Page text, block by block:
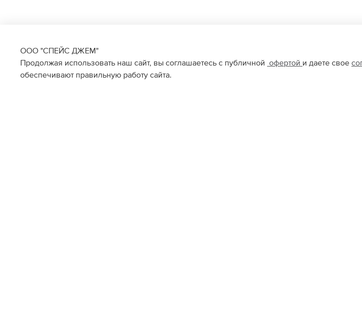
ООО "СПЕЙС ДЖЕМ"
Продолжая использовать наш сайт, вы соглашаетесь с публичной офертой и даете свое
обеспечивают правильную работу сайта.